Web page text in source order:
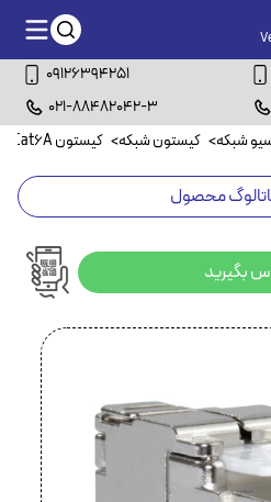
09126394251
021-88482042-3
شبکه> کیستون شبکه> کیستون Cat6A
محصول
بگیرید